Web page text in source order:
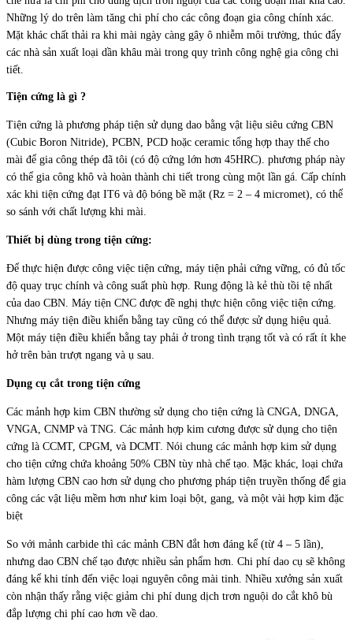
Những lý do trên làm tăng chi phí cho các công đoạn gia công chính xác.
Mặt khác chất thải ra khi mài ngày càng gây ô nhiễm môi trường, thúc đẩy
các nhà sản xuất loại dần khâu mài trong quy trình công nghệ gia công chi
tiết.
Tiện cứng là gì ?
Tiện cứng là phương pháp tiện sử dụng dao bằng vật liệu siêu cứng CBN
(Cubic Boron Nitride), PCBN, PCD hoặc ceramic tổng hợp thay thế cho
mài để gia công thép đã tôi (có độ cứng lớn hơn 45HRC). phương pháp này
có thể gia công khô và hoàn thành chi tiết trong cùng một lần gá. Cấp chính
xác khi tiện cứng đạt IT6 và độ bóng bề mặt (Rz = 2 – 4 micromet), có thể
so sánh với chất lượng khi mài.
Thiết bị dùng trong tiện cứng:
Để thực hiện được công việc tiện cứng, máy tiện phải cứng vững, có đủ tốc
độ quay trục chính và công suất phù hợp. Rung động là kẻ thù tồi tệ nhất
của dao CBN. Máy tiện CNC được đề nghị thực hiện công việc tiện cứng.
Nhưng máy tiện điều khiển bằng tay cũng có thể được sử dụng hiệu quả.
Một máy tiện điều khiển bằng tay phải ở trong tình trạng tốt và có rất ít khe
hở trên bàn trượt ngang và ụ sau.
Dụng cụ cắt trong tiện cứng
Các mảnh hợp kim CBN thường sử dụng cho tiện cứng là CNGA, DNGA,
VNGA, CNMP và TNG. Các mảnh hợp kim cương được sử dụng cho tiện
cứng là CCMT, CPGM, và DCMT. Nói chung các mảnh hợp kim sử dụng
cho tiện cứng chứa khoảng 50% CBN tùy nhà chế tạo. Mặc khác, loại chứa
hàm lượng CBN cao hơn sử dụng cho phương pháp tiện truyền thống để gia
công các vật liệu mềm hơn như kim loại bột, gang, và một vài hợp kim đặc
biệt
So với mảnh carbide thì các mảnh CBN đắt hơn đáng kể (từ 4 – 5 lần),
nhưng dao CBN chế tạo được nhiều sản phẩm hơn. Chi phí dao cụ sẽ không
đáng kể khi tính đến việc loại nguyên công mài tinh. Nhiều xưởng sản xuất
còn nhận thấy rằng việc giảm chi phí dung dịch trơn nguội do cắt khô bù
đắp lượng chi phí cao hơn về dao.